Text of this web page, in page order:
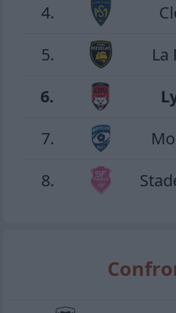
4.
5.
La
6.
7.
8.